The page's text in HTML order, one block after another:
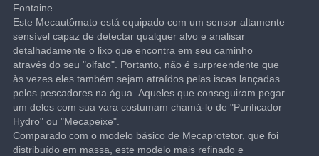
Fontaine.
Este Mecautômato está equipado com um sensor altamente
sensível capaz de detectar qualquer alvo e analisar
detalhadamente o lixo que encontra em seu caminho
através do seu "olfato". Portanto, não é surpreendente que
às vezes eles também sejam atraídos pelas iscas lançadas
pelos pescadores na água. Aqueles que conseguiram pegar
um deles com sua vara costumam chamá-lo de "Purificador
Hydro" ou "Mecapeixe".
Comparado com o modelo básico de Mecaprotetor, que foi
distribuído em massa, este modelo mais refinado e